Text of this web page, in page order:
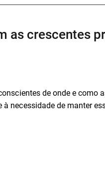
crescentes
de onde e como
à necessidade de manter